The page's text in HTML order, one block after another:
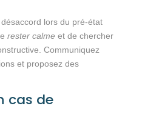
lors du pré-état
rester calmeet de chercher
Communiquez
et proposez des
cas de